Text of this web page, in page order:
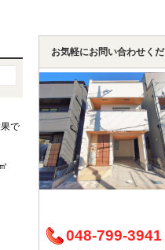
で
お気軽にお問い合わせく
048-799-3941